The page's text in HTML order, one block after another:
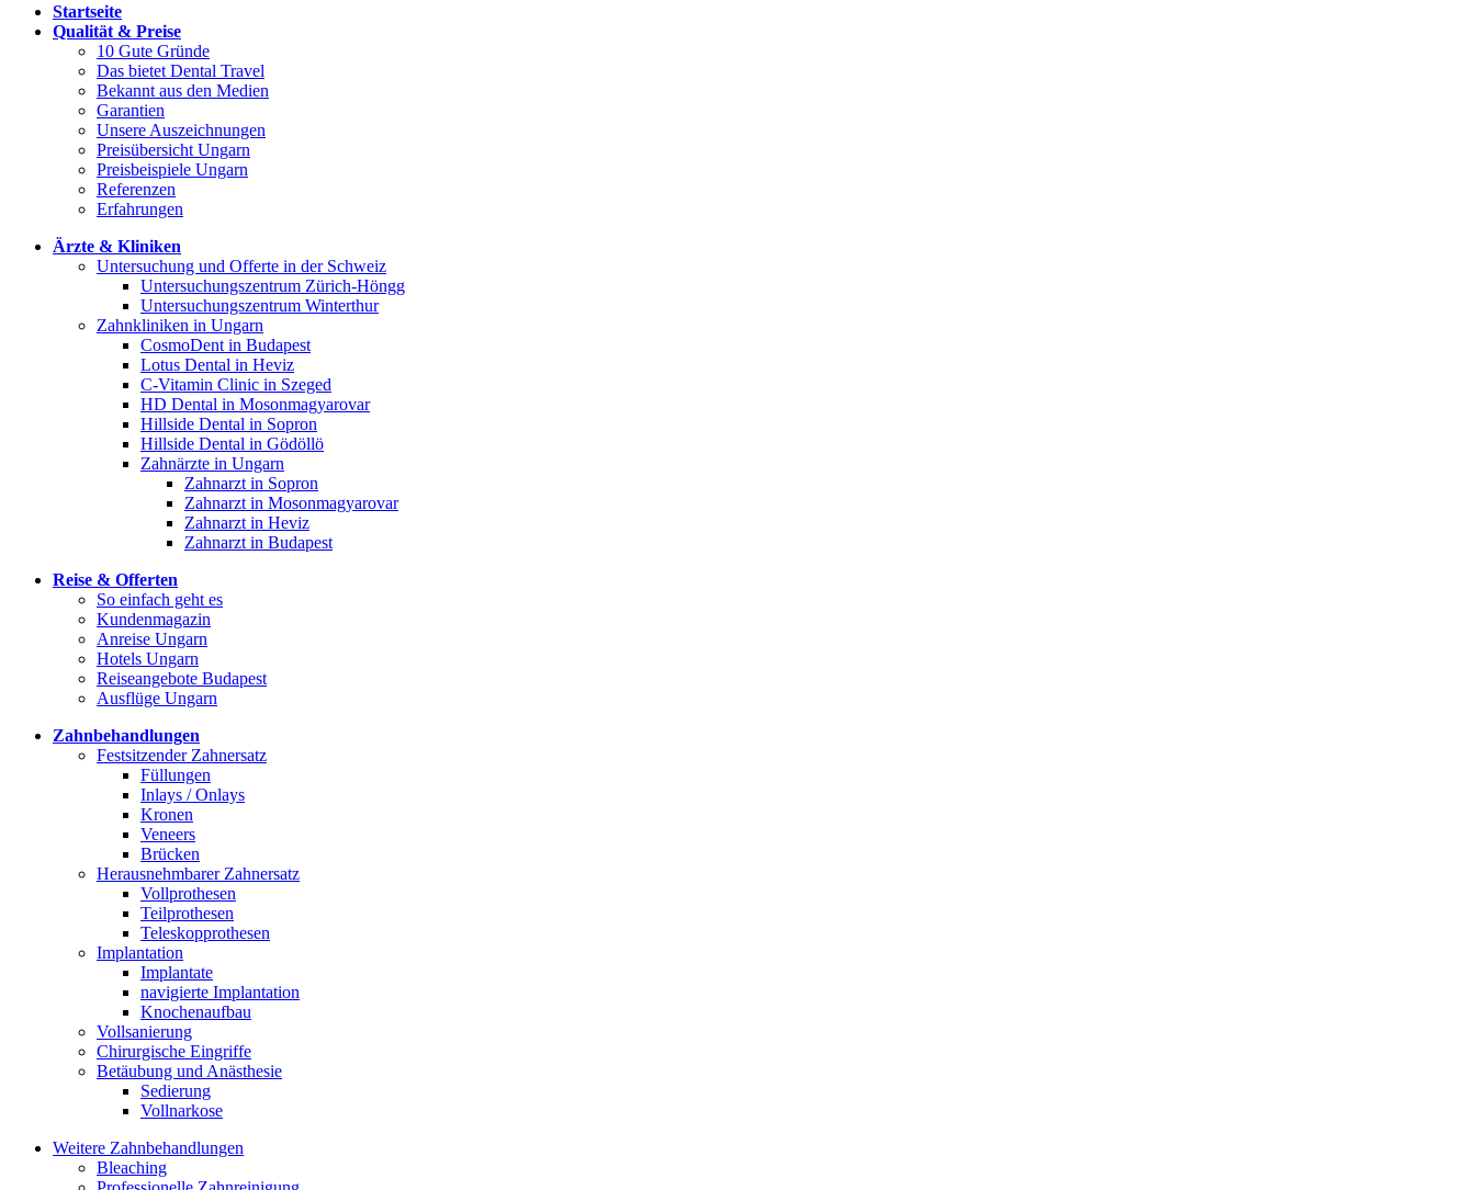
Startseite
Qualität & Preise
10 Gute Gründe
Das bietet Dental Travel
Bekannt aus den Medien
Garantien
Unsere Auszeichnungen
Preisübersicht Ungarn
Preisbeispiele Ungarn
Referenzen
Erfahrungen
Ärzte & Kliniken
Untersuchung und Offerte in der Schweiz
Untersuchungszentrum Zürich-Höngg
Untersuchungszentrum Winterthur
Zahnkliniken in Ungarn
CosmoDent in Budapest
Lotus Dental in Heviz
C-Vitamin Clinic in Szeged
HD Dental in Mosonmagyarovar
Hillside Dental in Sopron
Hillside Dental in Gödöllö
Zahnärzte in Ungarn
Zahnarzt in Sopron
Zahnarzt in Mosonmagyarovar
Zahnarzt in Heviz
Zahnarzt in Budapest
Reise & Offerten
So einfach geht es
Kundenmagazin
Anreise Ungarn
Hotels Ungarn
Reiseangebote Budapest
Ausflüge Ungarn
Zahnbehandlungen
Festsitzender Zahnersatz
Füllungen
Inlays / Onlays
Kronen
Veneers
Brücken
Herausnehmbarer Zahnersatz
Vollprothesen
Teilprothesen
Teleskopprothesen
Implantation
Implantate
navigierte Implantation
Knochenaufbau
Vollsanierung
Chirurgische Eingriffe
Betäubung und Anästhesie
Sedierung
Vollnarkose
Weitere Zahnbehandlungen
Bleaching